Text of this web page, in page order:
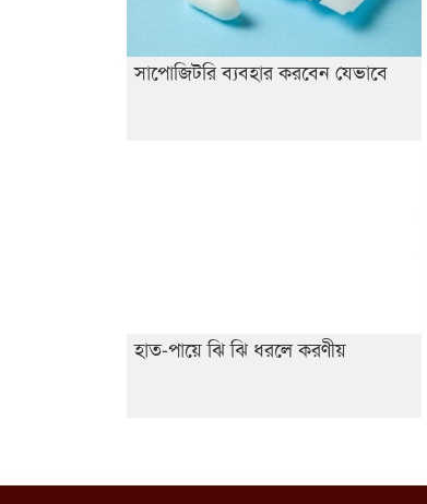
সাপোজিটরি ব্যবহার করবেন যেভাবে
হাত-পায়ে ঝি ঝি ধরলে করণীয়